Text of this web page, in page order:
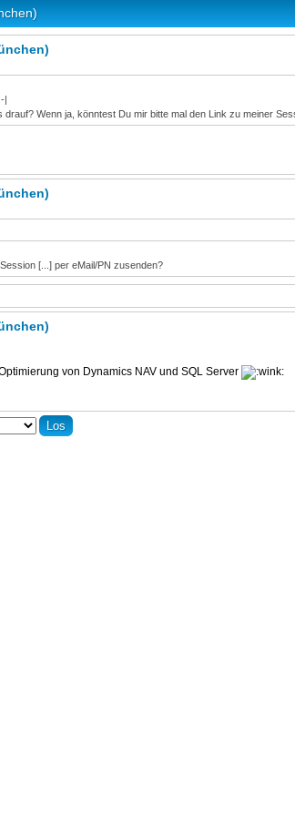
Wenn ja, könntest Du mir bitte mal den Link zu meiner
[...] per eMail/PN zusenden?
von Dynamics NAV und SQL Server